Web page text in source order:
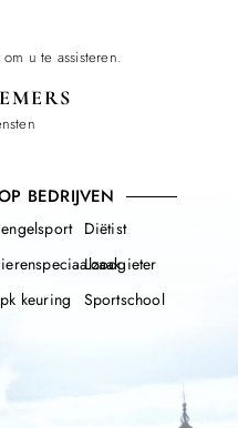
u te assisteren.
BEDRIJVEN
keuring
Diëtist
Loodgieter
Sportschool